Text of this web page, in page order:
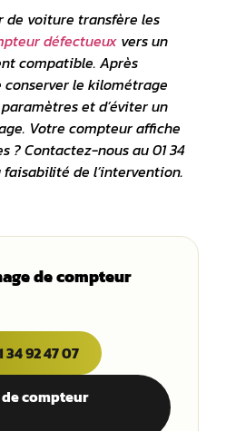
de voiture transfère les
défectueux vers un
compatible. Après
le kilométrage
et d’éviter un
Votre compteur affiche
? Contactez-nous au 01 34
de l’intervention.
de compteur
92 47 07
compteur